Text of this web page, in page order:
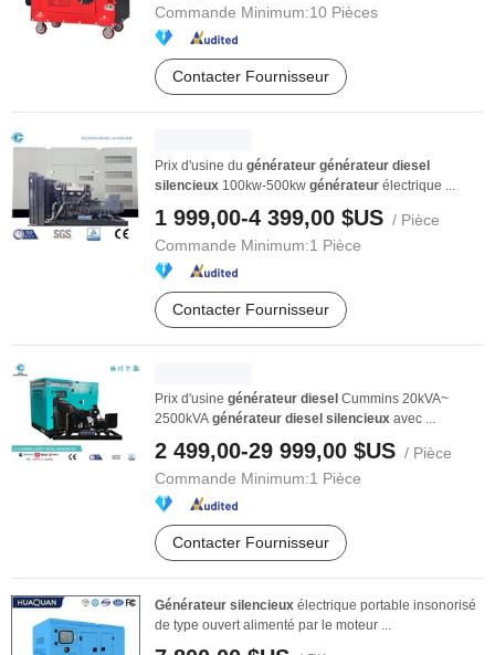
Commande Minimum:10 Pièces
Contacter Fournisseur
Prix d'usine du générateur générateur diesel
silencieux 100kw-500kw générateur électrique ...
1 999,00-4 399,00 $US / Pièce
Commande Minimum:1 Pièce
Contacter Fournisseur
Prix d'usine générateur diesel Cummins 20kVA~
2500kVA générateur diesel silencieux avec ...
2 499,00-29 999,00 $US / Pièce
Commande Minimum:1 Pièce
Contacter Fournisseur
Générateur silencieux électrique portable insonorisé
de type ouvert alimenté par le moteur ...